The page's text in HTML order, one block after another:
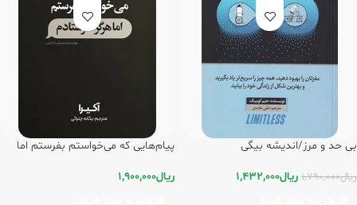
بی حد و مرز/اندیشه بیگی
ریال1,790,000 ریال1,432,000
پیام‌هایی که می‌خواستم بفرستم اما
ریال1,900,000